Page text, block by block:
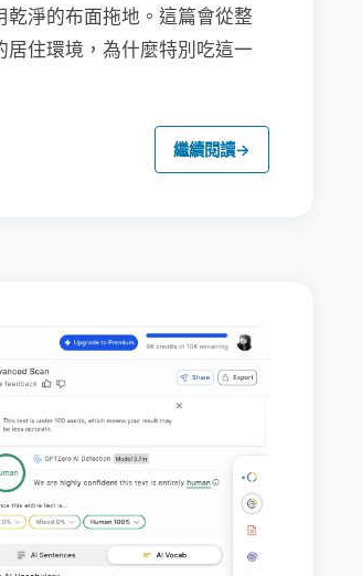
淨的布面拖地。這篇會從整
住環境，為什麼特別吃這一
繼續閱讀→